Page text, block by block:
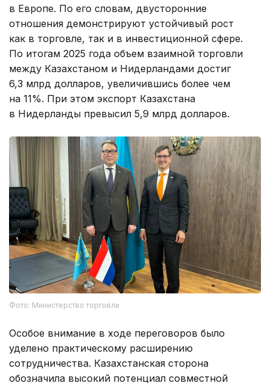
в Европе. По его словам, двусторонние
отношения демонстрируют устойчивый рост
как в торговле, так и в инвестиционной сфере.
По итогам 2025 года объем взаимной торговли
между Казахстаном и Нидерландами достиг
6,3 млрд долларов, увеличившись более чем
на 11%. При этом экспорт Казахстана
в Нидерланды превысил 5,9 млрд долларов.
Фото: Министерство торговли
Особое внимание в ходе переговоров было
уделено практическому расширению
сотрудничества. Казахстанская сторона
обозначила высокий потенциал совместной